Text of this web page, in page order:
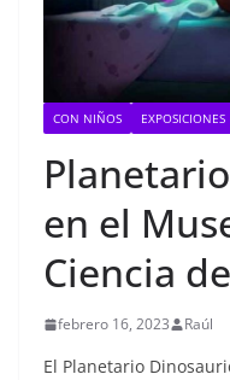
CON NIÑOS EXPOSICIONES
en el
Ciencia
febrero 16, 2023 Raúl
El Planetario